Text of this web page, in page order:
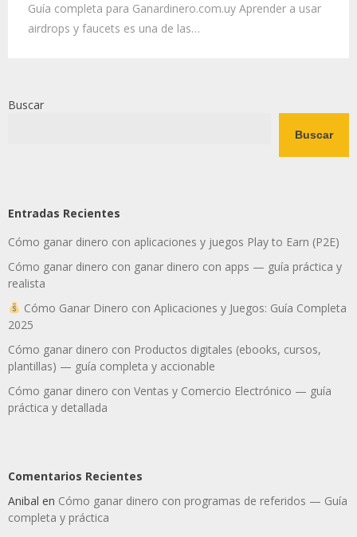
Guía completa para Ganardinero.com.uy Aprender a usar
airdrops y faucets es una de las…
Buscar
Buscar
Entradas Recientes
Cómo ganar dinero con aplicaciones y juegos Play to Earn (P2E)
Cómo ganar dinero con ganar dinero con apps — guía práctica y
realista
Cómo Ganar Dinero con Aplicaciones y Juegos: Guía Completa
2025
Cómo ganar dinero con Productos digitales (ebooks, cursos,
plantillas) — guía completa y accionable
Cómo ganar dinero con Ventas y Comercio Electrónico — guía
práctica y detallada
Comentarios Recientes
Anibal en Cómo ganar dinero con programas de referidos — Guía
completa y práctica